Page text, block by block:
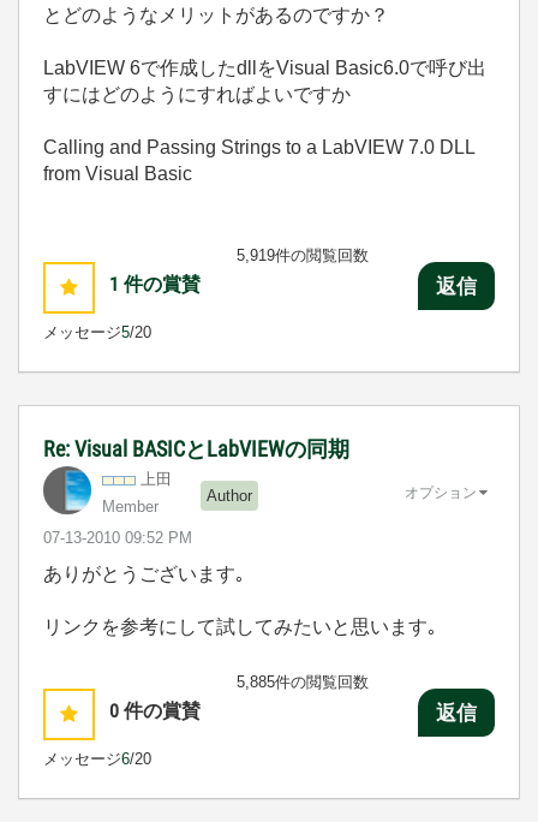
とどのようなメリットがあるのですか？
LabVIEW 6で作成したdllをVisual Basic6.0で呼び出
すにはどのようにすればよいですか
Calling and Passing Strings to a LabVIEW 7.0 DLL
from Visual Basic
1 件の賞賛
メッセージ5/20
5,919件の閲覧回数
返信
Re: Visual BASICとLabVIEWの同期
上田
Member
Author
‎07-13-2010 09:52 PM
オプション
ありがとうございます｡
リンクを参考にして試してみたいと思います｡
0 件の賞賛
メッセージ6/20
5,885件の閲覧回数
返信